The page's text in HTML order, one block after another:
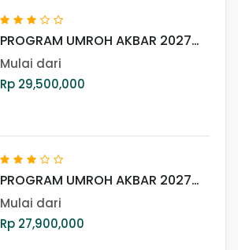
PROGRAM UMROH AKBAR 2027
(LITE PLUS +)
Mulai dari
Rp 29,500,000
PROGRAM UMROH AKBAR 2027
(LITE)
Mulai dari
Rp 27,900,000